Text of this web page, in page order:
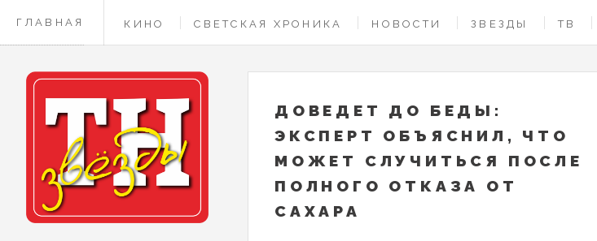
ГЛАВНАЯ КИНО СВЕТСКАЯ ХРОНИКА НОВОСТИ ЗВЕЗДЫ ТВ
КОНТАКТЫ
ДОВЕДЕТ ДО БЕДЫ:
ЭКСПЕРТ ОБЪЯСНИЛ, ЧТО
МОЖЕТ СЛУЧИТЬСЯ ПОСЛЕ
ПОЛНОГО ОТКАЗА ОТ
САХАРА